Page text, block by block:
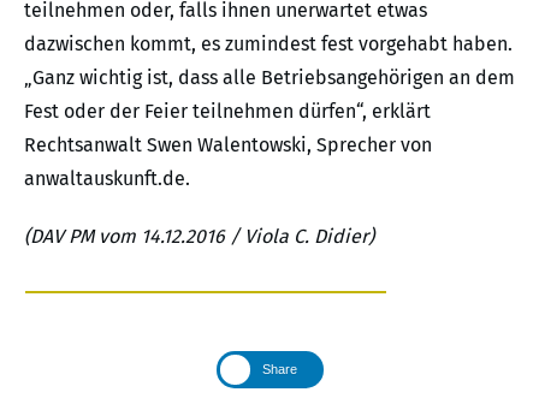
teilnehmen oder, falls ihnen unerwartet etwas
dazwischen kommt, es zumindest fest vorgehabt haben.
„Ganz wichtig ist, dass alle Betriebsangehörigen an dem
Fest oder der Feier teilnehmen dürfen“, erklärt
Rechtsanwalt Swen Walentowski, Sprecher von
anwaltauskunft.de.
(DAV PM vom 14.12.2016 / Viola C. Didier)
Share